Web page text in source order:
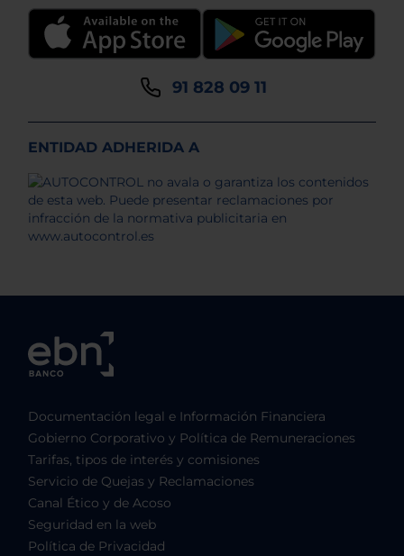
91 828 09 11
ENTIDAD ADHERIDA A
Documentación legal e Información Financiera
Gobierno Corporativo y Política de Remuneraciones
Tarifas, tipos de interés y comisiones
Servicio de Quejas y Reclamaciones
Canal Ético y de Acoso
Seguridad en la web
Política de Privacidad